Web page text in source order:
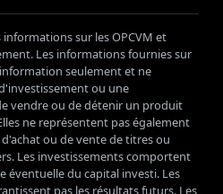
sur les OPCVM et
Les informations fournies sur
seulement et ne
ou une
vendre ou de détenir un produit
ne représentent pas également
ou de vente de titres ou
Les investissements comportent
éventuelle du capital investi. Les
pas les résultats futurs. Les